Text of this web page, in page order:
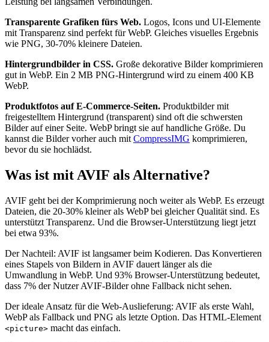
Transparente Grafiken fürs Web. Logos, Icons und UI-Elemente
mit Transparenz sind perfekt für WebP. Gleiches visuelles Ergebnis
wie PNG, 30-70% kleinere Dateien.
Hintergrundbilder in CSS. Große dekorative Bilder komprimieren
gut in WebP. Ein 2 MB PNG-Hintergrund wird zu einem 400 KB
WebP.
Produktfotos auf E-Commerce-Seiten. Produktbilder mit
freigestelltem Hintergrund (transparent) sind oft die schwersten
Bilder auf einer Seite. WebP bringt sie auf handliche Größe. Du
kannst die Bilder vorher auch mit CompressIMG komprimieren,
bevor du sie hochlädst.
Was ist mit AVIF als Alternative?
AVIF geht bei der Komprimierung noch weiter als WebP. Es erzeugt
Dateien, die 20-30% kleiner als WebP bei gleicher Qualität sind. Es
unterstützt Transparenz. Und die Browser-Unterstützung liegt jetzt
bei etwa 93%.
Der Nachteil: AVIF ist langsamer beim Kodieren. Das Konvertieren
eines Stapels von Bildern in AVIF dauert länger als die
Umwandlung in WebP. Und 93% Browser-Unterstützung bedeutet,
dass 7% der Nutzer AVIF-Bilder ohne Fallback nicht sehen.
Der ideale Ansatz für die Web-Auslieferung: AVIF als erste Wahl,
WebP als Fallback und PNG als letzte Option. Das HTML-Element
<picture> macht das einfach.